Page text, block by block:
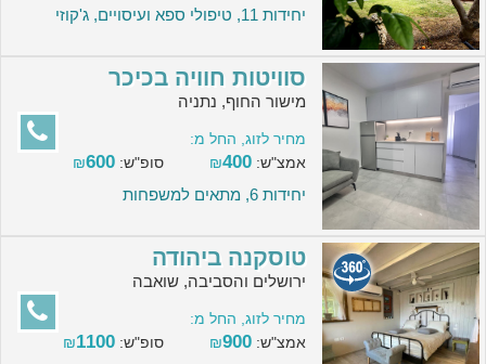
יחידות 11, טיפולי ספא ועיסויים, ג'קוזי
סוויטות חוויה בכיכר
מישור החוף, נתניה
מחיר לזוג, החל מ:
אמצ"ש:
₪400 סופ"ש: ₪600
יחידות 6, מתאים למשפחות
טוסקנה ביהודה
ירושלים והסביבה, שואבה
מחיר לזוג, החל מ:
אמצ"ש:
₪900 סופ"ש: ₪1100